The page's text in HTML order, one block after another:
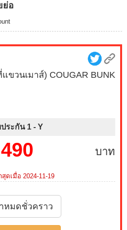
ย่อ
ขวนเมาส์) COUGAR BUNK
ระกัน 1 - Y
บาท
490
ดเมื่อ 2024-11-19
หมดชั่วคราว